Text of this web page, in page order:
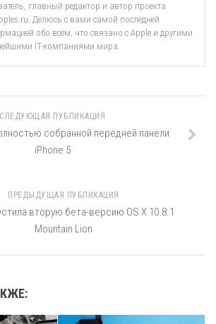
главный редактор и автор проекта
Делюсь с вами самой последней
обо всём, что связано с Apple и другими
IT-компаниями мира.
СЛЕДУЮЩАЯ ПУБЛИКАЦИЯ
собранной передней панели
iPhone 5
ПРЕДЫДУЩАЯ ПУБЛИКАЦИЯ
вторую бета-версию OS X 10.8.1
Mountain Lion